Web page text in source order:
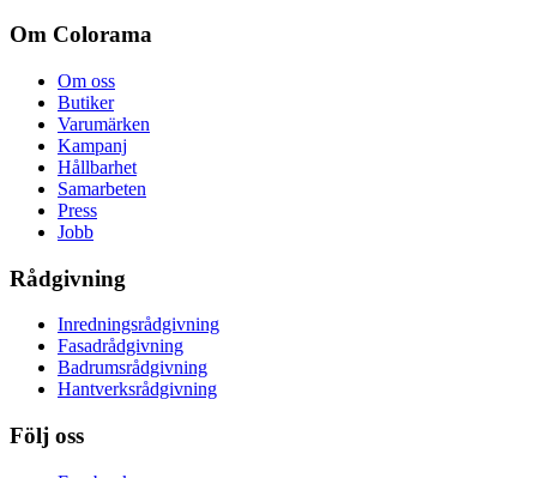
Om Colorama
Om oss
Butiker
Varumärken
Kampanj
Hållbarhet
Samarbeten
Press
Jobb
Rådgivning
Inredningsrådgivning
Fasadrådgivning
Badrumsrådgivning
Hantverksrådgivning
Följ oss